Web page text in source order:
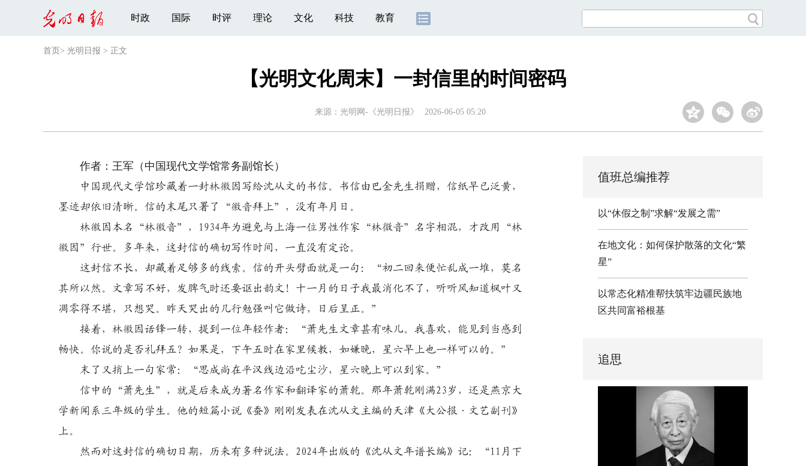
时政 国际 时评 理论 文化 科技 教育
首页 > 光明日报 > 正文
【光明文化周末】一封信里的时间密码
来源： 光明网-《光明日报》 2026-06-05 05:20
作者：王军（中国现代文学馆常务副馆长）
中国现代文学馆珍藏着一封林徽因写给沈从文的书信。书信由巴金先生捐赠，信纸早已泛黄，
墨迹却依旧清晰。信的末尾只署了“徽音拜上”，没有年月日。
林徽因本名“林徽音”，1934年为避免与上海一位男性作家“林微音”名字相混，才改用“林
徽因”行世。多年来，这封信的确切写作时间，一直没有定论。
这封信不长，却藏着足够多的线索。信的开头劈面就是一句：“初二回来便忙乱成一堆，莫名
其所以然。文章写不好，发脾气时还要讴出韵文！十一月的日子我最消化不了，听听风知道枫叶又
凋零得不堪，只想哭。昨天哭出的几行勉强叫它做诗，日后呈正。”
接着，林徽因话锋一转，提到一位年轻作者：“萧先生文章甚有味儿。我喜欢，能见到当感到
畅快。你说的是否礼拜五？如果是，下午五时在家里候教，如嫌晚，星六早上也一样可以的。”
末了又捎上一句家常：“思成尚在平汉线边沿吃尘沙，星六晚上可以到家。”
信中的“萧先生”，就是后来成为著名作家和翻译家的萧乾。那年萧乾刚满23岁，还是燕京大
学新闻系三年级的学生。他的短篇小说《蚕》刚刚发表在沈从文主编的天津《大公报·文艺副刊》
上。
然而对这封信的确切日期，历来有多种说法。2024年出版的《沈从文年谱长编》记：“11月下
值班总编推荐
以“休假之制”求解“发展之需”
在地文化：如何保护散落的文化“繁
星”
以常态化精准帮扶筑牢边疆民族地
区共同富裕根基
追思